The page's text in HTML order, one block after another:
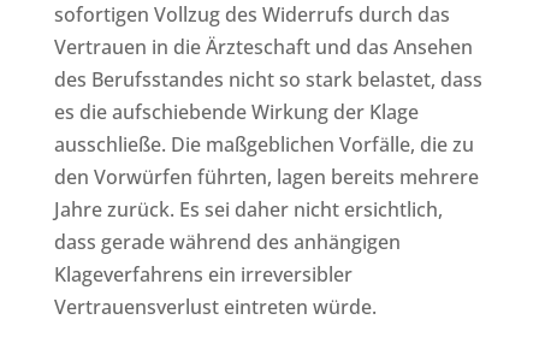
sofortigen Vollzug des Widerrufs durch das
Vertrauen in die Ärzteschaft und das Ansehen
des Berufsstandes nicht so stark belastet, dass
es die aufschiebende Wirkung der Klage
ausschließe. Die maßgeblichen Vorfälle, die zu
den Vorwürfen führten, lagen bereits mehrere
Jahre zurück. Es sei daher nicht ersichtlich,
dass gerade während des anhängigen
Klageverfahrens ein irreversibler
Vertrauensverlust eintreten würde.